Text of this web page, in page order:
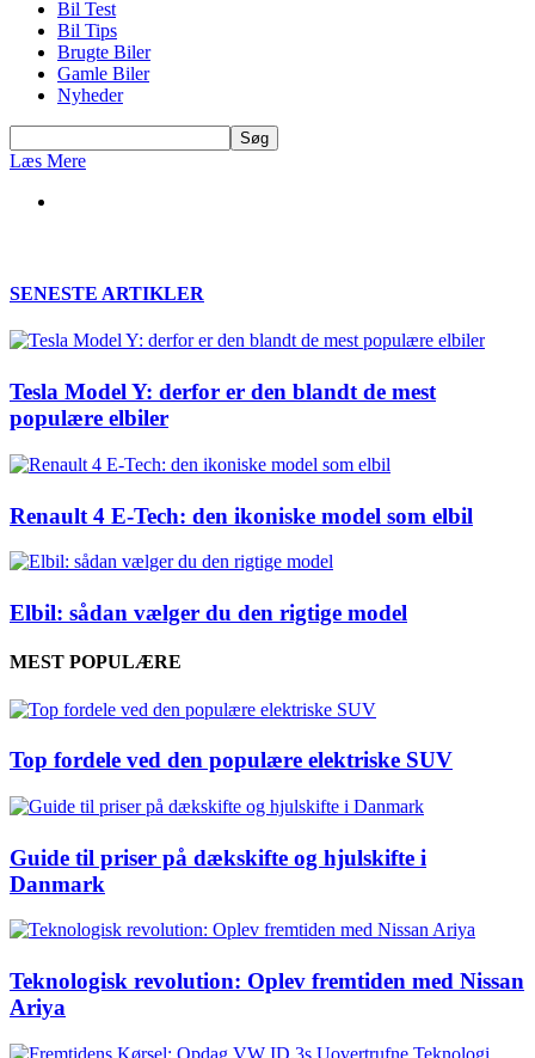
Bil Test
Bil Tips
Brugte Biler
Gamle Biler
Nyheder
Læs Mere
SENESTE ARTIKLER
Tesla Model Y: derfor er den blandt de mest
populære elbiler
Renault 4 E-Tech: den ikoniske model som elbil
Elbil: sådan vælger du den rigtige model
MEST POPULÆRE
Top fordele ved den populære elektriske SUV
Guide til priser på dækskifte og hjulskifte i
Danmark
Teknologisk revolution: Oplev fremtiden med Nissan
Ariya